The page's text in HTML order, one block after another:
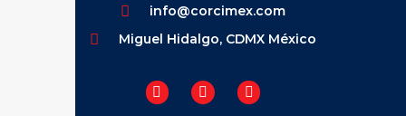
info@corcimex.com
Miguel Hidalgo, CDMX México